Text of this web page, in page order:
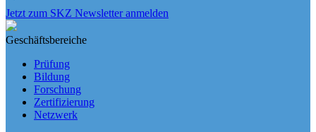
Jetzt zum SKZ Newsletter anmelden
Geschäftsbereiche
Prüfung
Bildung
Forschung
Zertifizierung
Netzwerk